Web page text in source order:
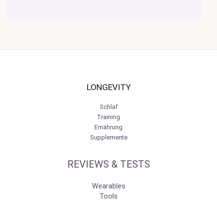
LONGEVITY
Schlaf
Training
Ernährung
Supplemente
REVIEWS & TESTS
Wearables
Tools